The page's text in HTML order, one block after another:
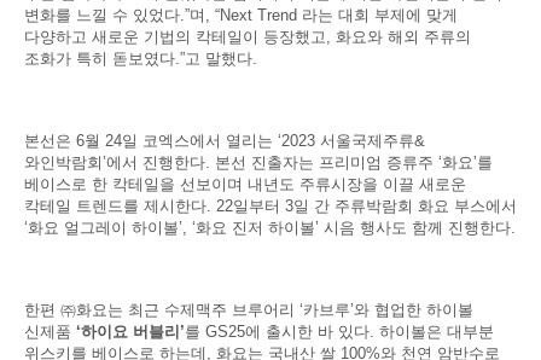
변화를 느낄 수 있었다.”며, “Next Trend 라는 대회 부제에 맞게
다양하고 새로운 기법의 칵테일이 등장했고, 화요와 해외 주류의
조화가 특히 돋보였다.”고 말했다.
본선은 6월 24일 코엑스에서 열리는 ‘2023 서울국제주류&
와인박람회’에서 진행한다. 본선 진출자는 프리미엄 증류주 ‘화요’를
베이스로 한 칵테일을 선보이며 내년도 주류시장을 이끌 새로운
칵테일 트렌드를 제시한다. 22일부터 3일 간 주류박람회 화요 부스에서
‘화요 얼그레이 하이볼’, ‘화요 진저 하이볼’ 시음 행사도 함께 진행한다.
한편 ㈜화요는 최근 수제맥주 브루어리 ‘카브루’와 협업한 하이볼
신제품 ‘하이요 버블리’를 GS25에 출시한 바 있다. 하이볼은 대부분
위스키를 베이스로 하는데, 화요는 국내산 쌀 100%와 천연 암반수로